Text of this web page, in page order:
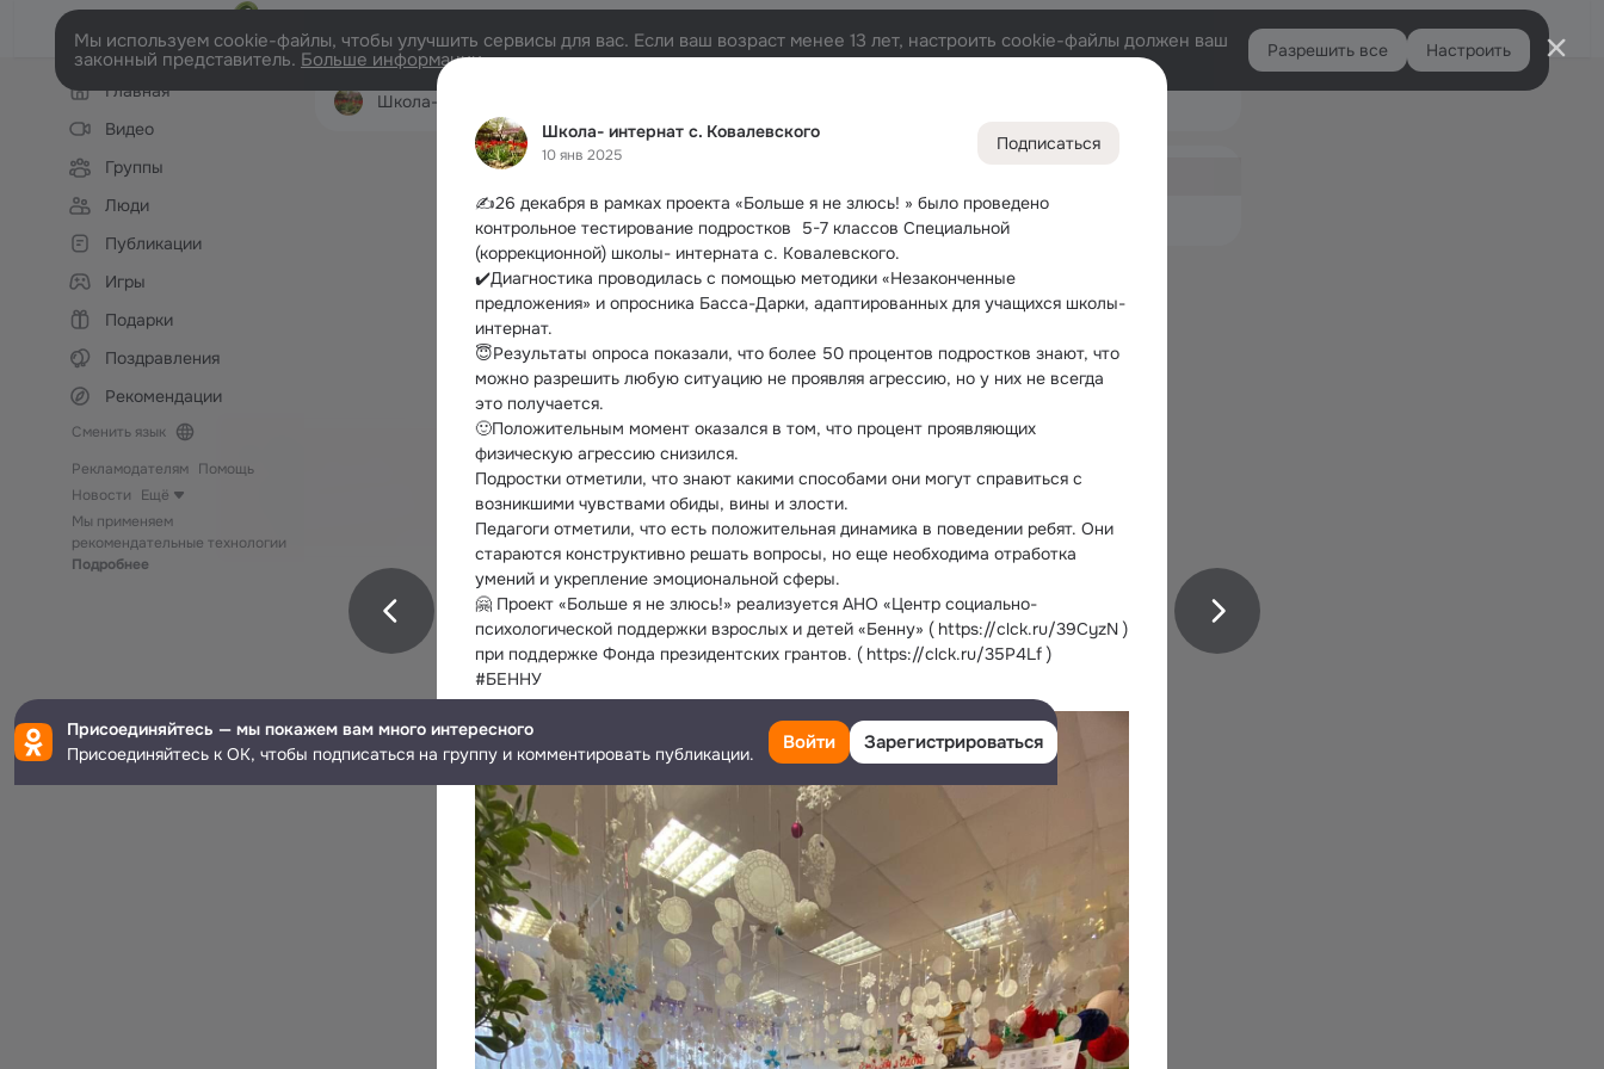
Школа- интернат с. Ковалевского
10 янв 2025
Подписаться
✍️26 декабря в рамках проекта «Больше я не злюсь! » было проведено
контрольное тестирование подростков  5-7 классов Специальной
(коррекционной) школы- интерната с. Ковалевского.
✔️Диагностика проводилась с помощью методики «Незаконченные
предложения» и опросника Басса-Дарки, адаптированных для учащихся школы-
интернат.
😇Результаты опроса показали, что более 50 процентов подростков знают, что
можно разрешить любую ситуацию не проявляя агрессию, но у них не всегда
это получается.
🙂Положительным момент оказался в том, что процент проявляющих
физическую агрессию снизился.
Подростки отметили, что знают какими способами они могут справиться с
возникшими чувствами обиды, вины и злости.
Педагоги отметили, что есть положительная динамика в поведении ребят. Они
стараются конструктивно решать вопросы, но еще необходима отработка
умений и укрепление эмоциональной сферы.
🤗 Проект «Больше я не злюсь!» реализуется АНО «Центр социально-
психологической поддержки взрослых и детей «Бенну» ( https://clck.ru/39CyzN )
при поддержке Фонда президентских грантов. ( https://clck.ru/35P4Lf )
#БЕННУ
Войти
Мы используем cookie-файлы, чтобы улучшить сервисы для вас. Если ваш возраст менее 13 лет, настроить cookie-файлы должен ваш
законный представитель. Больше информации Разрешить все Настроить
Левая
колонкаГлавная
Видео
Группы
Люди
Публикации
Игры
Подарки
Поздравления
Рекомендации
Сменить язык
Рекламодателям Помощь
Новости
Ещё
Мы применяем
рекомендательные технологии
Подробнее
Школа- интернат с. Ковалевского
Дополнительная
Обсуждаемые
Присоединяйтесь — мы покажем вам много интересного
Присоединяйтесь к ОК, чтобы подписаться на группу и комментировать публикации.
Войти Зарегистрироваться